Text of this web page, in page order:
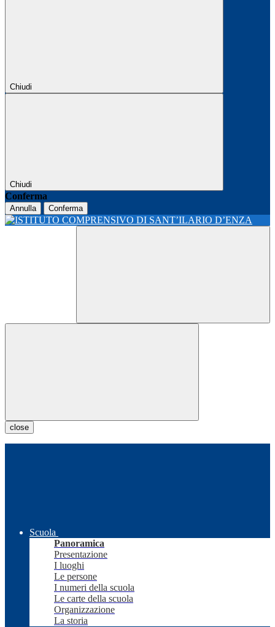
Chiudi
Chiudi
Conferma
Annulla Conferma
close
Scuola
Panoramica
Presentazione
I luoghi
Le persone
I numeri della scuola
Le carte della scuola
Organizzazione
La storia